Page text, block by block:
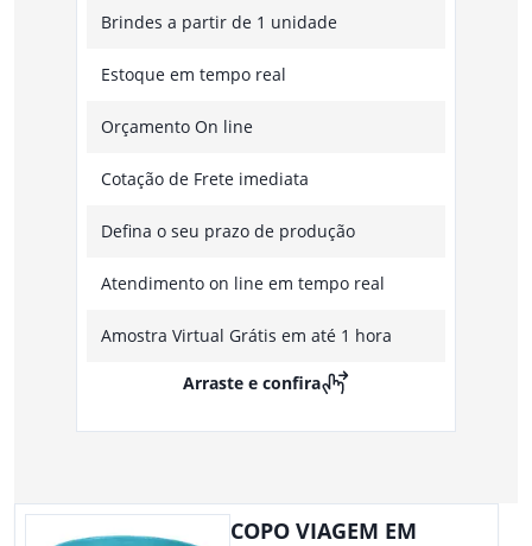
Brindes a partir de 1 unidade
Estoque em tempo real
Orçamento On line
Cotação de Frete imediata
Defina o seu prazo de produção
Atendimento on line em tempo real
Amostra Virtual Grátis em até 1 hora
Arraste e confira
COPO VIAGEM EM